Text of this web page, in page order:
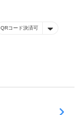
QRコード決済可